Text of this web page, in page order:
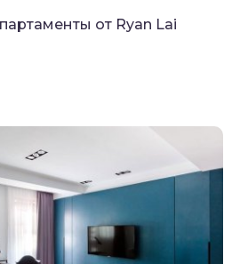
от Ryan Lai